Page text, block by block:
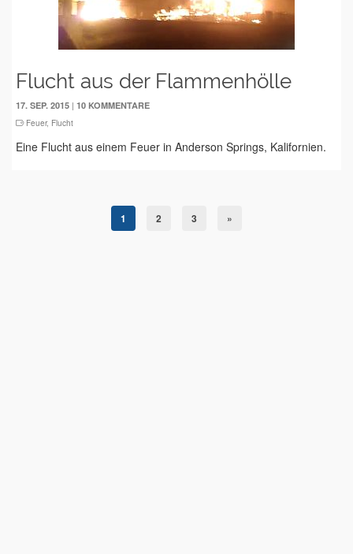
Flucht aus der Flammenhölle
17. SEP. 2015 | 10 KOMMENTARE
Feuer, Flucht
Eine Flucht aus einem Feuer in Anderson Springs, Kalifornien.
1 2 3 »